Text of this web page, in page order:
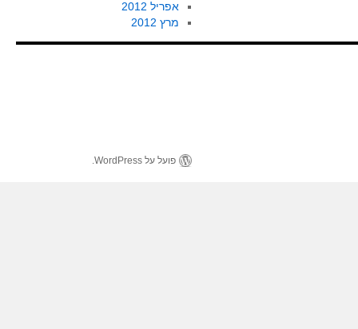
אפריל 2012
מרץ 2012
פועל על WordPress.